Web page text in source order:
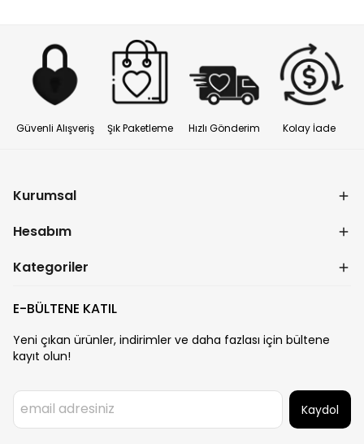
Güvenli Alışveriş Şık Paketleme Hızlı Gönderim Kolay İade
Kurumsal
Hesabım
Kategoriler
E-BÜLTENE KATIL
Yeni çıkan ürünler, indirimler ve daha fazlası için bültene
kayıt olun!
Kaydol